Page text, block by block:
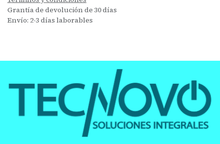
Grantía de devolución de 30 días
Envío: 2-3 días laborables